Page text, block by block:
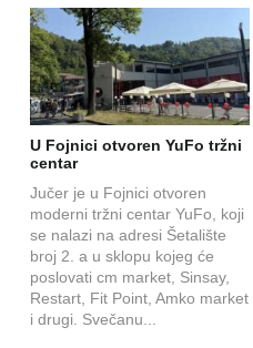
U Fojnici otvoren YuFo tržni
centar
Jučer je u Fojnici otvoren
moderni tržni centar YuFo, koji
se nalazi na adresi Šetalište
broj 2. a u sklopu kojeg će
poslovati cm market, Sinsay,
Restart, Fit Point, Amko market
i drugi. Svečanu...